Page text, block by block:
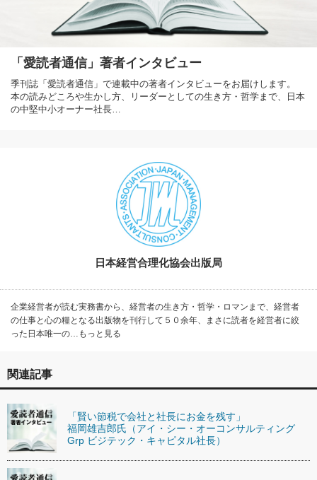
「愛読者通信」著者インタビュー
季刊誌「愛読者通信」で連載中の著者インタビューをお届けします。
本の読みどころや生かし方、リーダーとしての生き方・哲学まで、日本
の中堅中小オーナー社長…
日本経営合理化協会出版局
企業経営者が読む実務書から、経営者の生き方・哲学・ロマンまで、経営者
の仕事と心の糧となる出版物を刊行して５０余年、まさに読者を経営者に絞
った日本唯一の…もっと見る
関連記事
「賢い節税で会社と社長にお金を残す」
福岡雄吉郎氏（アイ・シー・オーコンサルティング
Grp ビジテック・キャピタル社長）